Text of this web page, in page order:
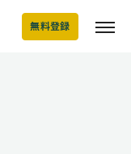
無料登録